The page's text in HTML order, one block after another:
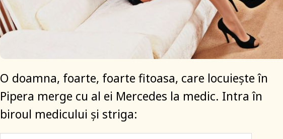
O doamna, foarte, foarte fitoasa, care locuiește în
Pipera merge cu al ei Mercedes la medic. Intra în
biroul medicului și striga: